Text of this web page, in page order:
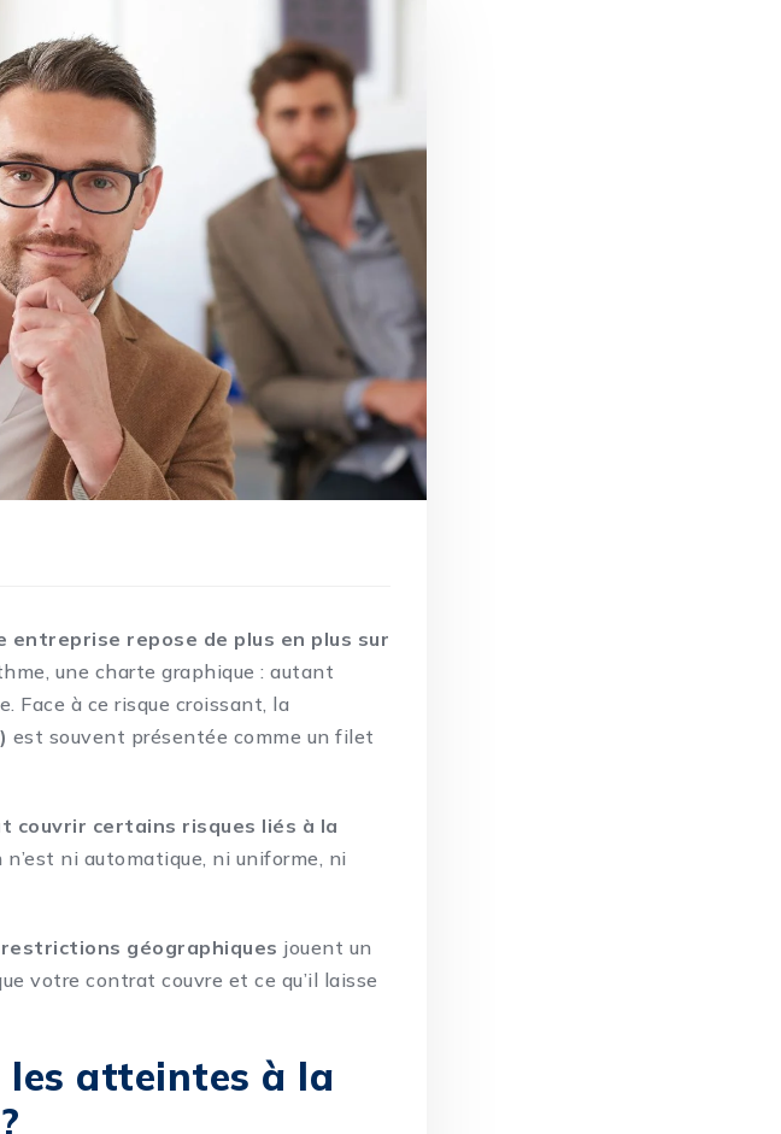
entreprise repose de plus en plus sur
une charte graphique : autant
Face à ce risque croissant, la
est souvent présentée comme un filet
couvrir certains risques liés à la
ni automatique, ni uniforme, ni
géographiques jouent un
votre contrat couvre et ce qu’il laisse
les atteintes à la